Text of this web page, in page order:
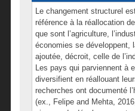
Le changement structurel
référence à la réallocation
que sont l’agriculture,
économies se développent,
ajoutée, décroit, celle de
Les pays qui parviennent à
diversifient en réallouant
recherches ont documenté
(ex., Felipe and Mehta,